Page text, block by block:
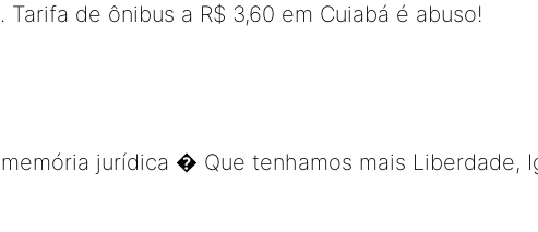
Tarifa de ônibus a R$ 3,60 em Cuiabá é abuso!
jurídica � Que tenhamos mais Liberdade,